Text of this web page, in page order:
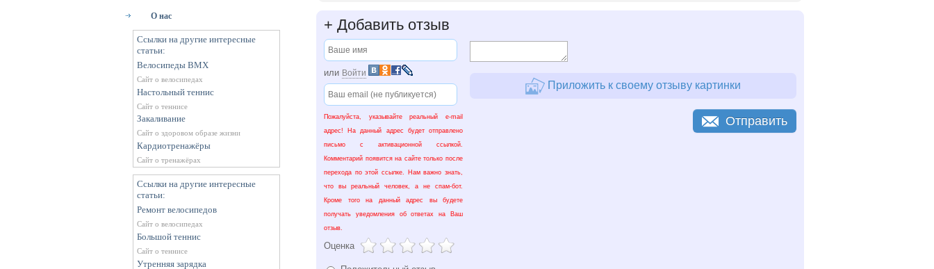
О нас
Ссылки на другие интересные
статьи:
Велосипеды BMX
Сайт о велосипедах
Настольный теннис
Сайт о теннисе
Закаливание
Сайт о здоровом образе жизни
Кардиотренажёры
Сайт о тренажёрах
Ссылки на другие интересные
статьи:
Ремонт велосипедов
Сайт о велосипедах
Большой теннис
Сайт о теннисе
Утренняя зарядка
+ Добавить отзыв
или Войти
Пожалуйста, указывайте реальный e-mail
адрес! На данный адрес будет отправлено
письмо с активационной ссылкой.
Комментарий появится на сайте только после
перехода по этой ссылке. Нам важно знать,
что вы реальный человек, а не спам-бот.
Кроме того на данный адрес вы будете
получать уведомления об ответах на Ваш
отзыв.
Оценка
Приложить к своему отзыву картинки
Отправить